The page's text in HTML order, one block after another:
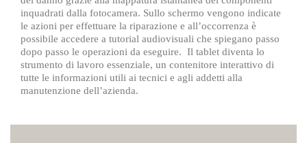
inquadrati dalla fotocamera. Sullo schermo vengono indicate
le azioni per effettuare la riparazione e all’occorrenza è
possibile accedere a tutorial audiovisuali che spiegano passo
dopo passo le operazioni da eseguire. Il tablet diventa lo
strumento di lavoro essenziale, un contenitore interattivo di
tutte le informazioni utili ai tecnici e agli addetti alla
manutenzione dell’azienda.